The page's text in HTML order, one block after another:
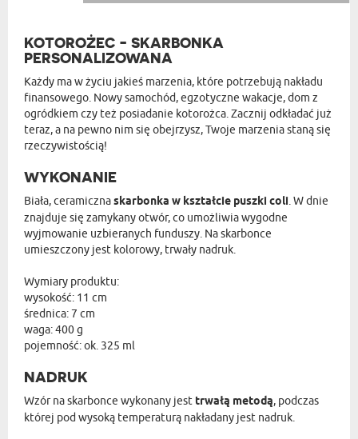
KOTOROŻEC - SKARBONKA
PERSONALIZOWANA
Każdy ma w życiu jakieś marzenia, które potrzebują nakładu
finansowego. Nowy samochód, egzotyczne wakacje, dom z
ogródkiem czy też posiadanie kotorożca. Zacznij odkładać już
teraz, a na pewno nim się obejrzysz, Twoje marzenia staną się
rzeczywistością!
WYKONANIE
Biała, ceramicznaskarbonka w kształcie puszki coli. W dnie
znajduje się zamykany otwór, co umożliwia wygodne
wyjmowanie uzbieranych funduszy. Na skarbonce
umieszczony jest kolorowy, trwały nadruk.
Wymiary produktu:
wysokość: 11 cm
średnica: 7 cm
waga: 400 g
pojemność: ok. 325 ml
NADRUK
Wzór na skarbonce wykonany jest trwałą metodą, podczas
której pod wysoką temperaturą nakładany jest nadruk.